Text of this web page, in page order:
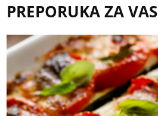
PREPORUKA ZA VAS